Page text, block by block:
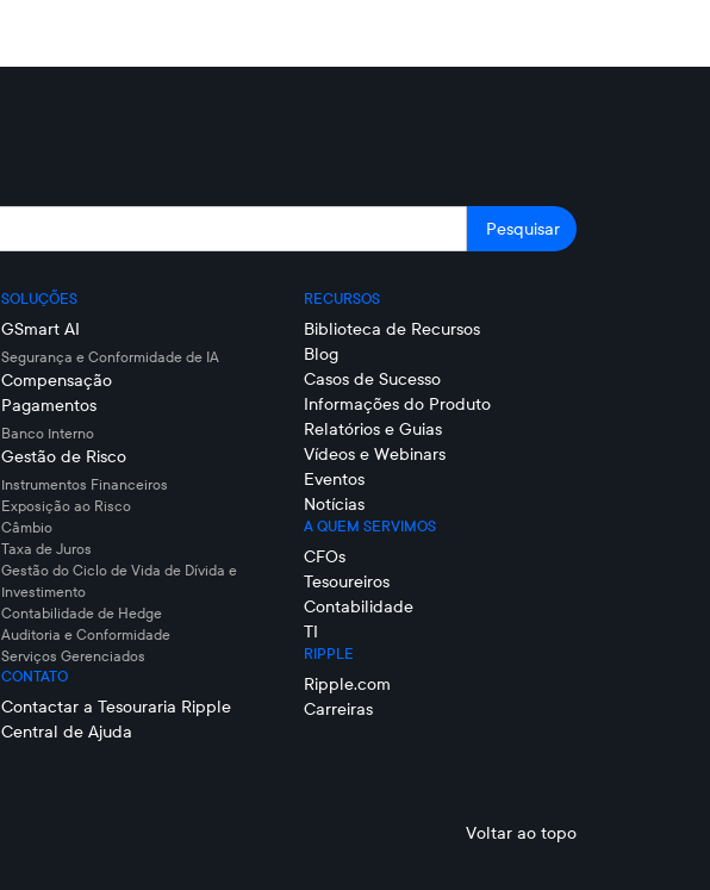
SOLUÇÕES
GSmart AI
Segurança e Conformidade de IA
Compensação
Pagamentos
Banco Interno
Gestão de Risco
Instrumentos Financeiros
Exposição ao Risco
Câmbio
Taxa de Juros
Gestão do Ciclo de Vida de Dívida e
Investimento
Contabilidade de Hedge
Auditoria e Conformidade
Serviços Gerenciados
CONTATO
Contactar a Tesouraria Ripple
Central de Ajuda
RECURSOS
Biblioteca de Recursos
Blog
Casos de Sucesso
Informações do Produto
Relatórios e Guias
Vídeos e Webinars
Eventos
Notícias
A QUEM SERVIMOS
CFOs
Tesoureiros
Contabilidade
TI
RIPPLE
Ripple.com
Carreiras
Voltar ao topo